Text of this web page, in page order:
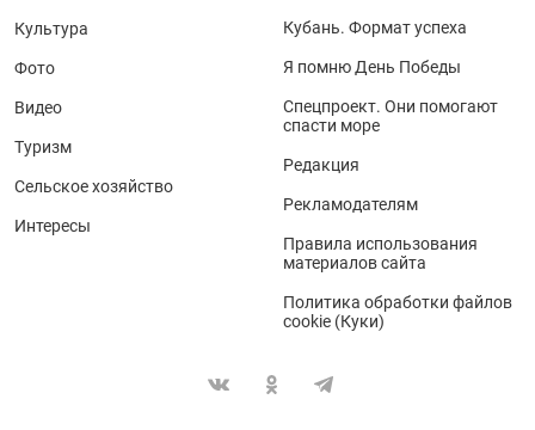
Культура
Фото
Видео
Туризм
Сельское хозяйство
Интересы
Кубань. Формат успеха
Я помню День Победы
Спецпроект. Они помогают
спасти море
Редакция
Рекламодателям
Правила использования
материалов сайта
Политика обработки файлов
cookie (Куки)